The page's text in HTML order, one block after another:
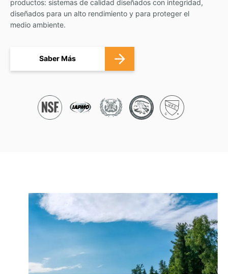
productos: sistemas de calidad diseñados con integridad,
diseñados para un alto rendimiento y para proteger el
medio ambiente.
Saber Más